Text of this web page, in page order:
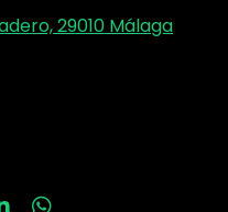
29010 Málaga